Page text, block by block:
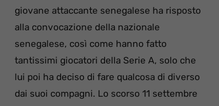
giovane attaccante senegalese ha risposto
alla convocazione della nazionale
senegalese, così come hanno fatto
tantissimi giocatori della Serie A, solo che
lui poi ha deciso di fare qualcosa di diverso
dai suoi compagni. Lo scorso 11 settembre